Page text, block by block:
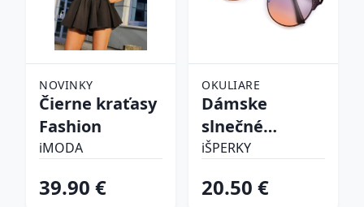
NOVINKY
Čierne kraťasy
Fashion
iMODA
39.90 €
OKULIARE
Dámske
slnečné
okuliare
iŠPERKY
20.50 €